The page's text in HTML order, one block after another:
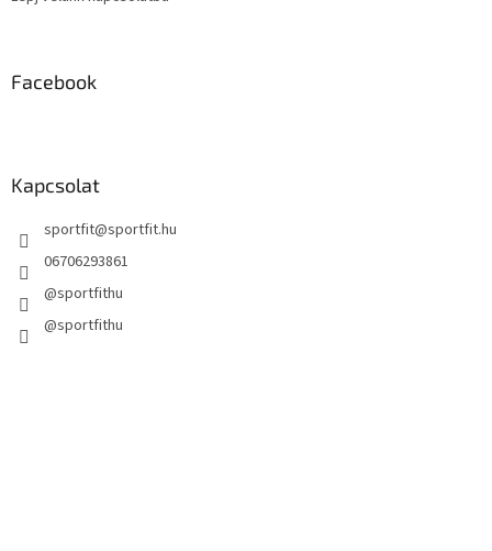
Facebook
Kapcsolat
sportfit@sportfit.hu
06706293861
@sportfithu
@sportfithu